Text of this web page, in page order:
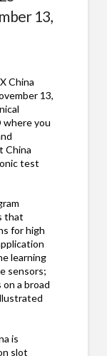
13,
China
13,
where you
China
test
that
for high
learning
sensors;
a broad
is
slot